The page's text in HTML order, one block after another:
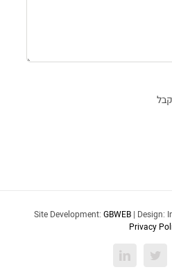
Site Development: GBWEB | Design:
Privacy
Twitter
LinkedIn